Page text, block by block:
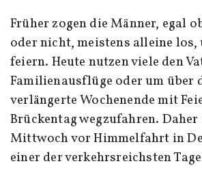
Früher zogen die Männer, egal
oder nicht, meistens alleine los,
feiern. Heute nutzen viele den
Familienausflüge oder um über
verlängerte Wochenende mit
Brückentag wegzufahren.
Mittwoch vor Himmelfahrt in
einer der verkehrsreichsten